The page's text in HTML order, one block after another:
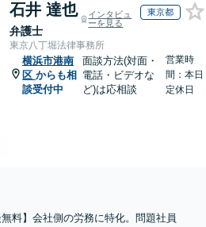
石井 達也
弁護士
インタビュ
ーを見る
東京都
東京八丁堀法律事務所
横浜市港南
区 からも相
談受付中
面談方法(対面・
電話・ビデオな
ど)は応相談
営業時
間：本日
定休日
料】会社側の労務に特化。問題社員